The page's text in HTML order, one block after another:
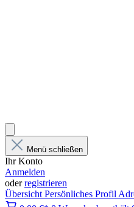
Menü schließen
Ihr Konto
Anmelden
oderregistrieren
Übersicht Persönliches Profil